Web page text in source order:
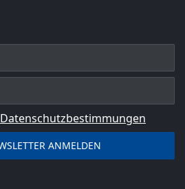
Datenschutz­bestimmungen